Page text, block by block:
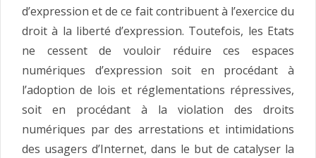
d’expression et de ce fait contribuent à l’exercice du
droit à la liberté d’expression. Toutefois, les Etats
ne cessent de vouloir réduire ces espaces
numériques d’expression soit en procédant à
l’adoption de lois et réglementations répressives,
soit en procédant à la violation des droits
numériques par des arrestations et intimidations
des usagers d’Internet, dans le but de catalyser la